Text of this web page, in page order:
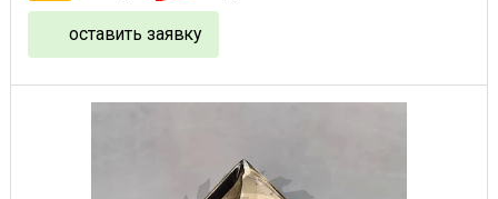
оставить заявку